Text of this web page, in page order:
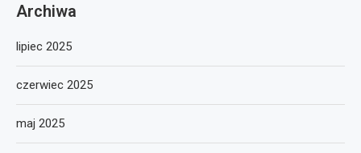
Archiwa
lipiec 2025
czerwiec 2025
maj 2025